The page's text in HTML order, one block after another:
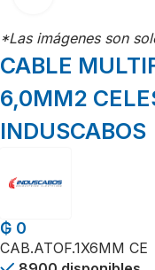
*Las imágenes son
CABLE
6,0MM2
INDUSCABOS
₲ 0
CAB.ATOF.1X6MM CE